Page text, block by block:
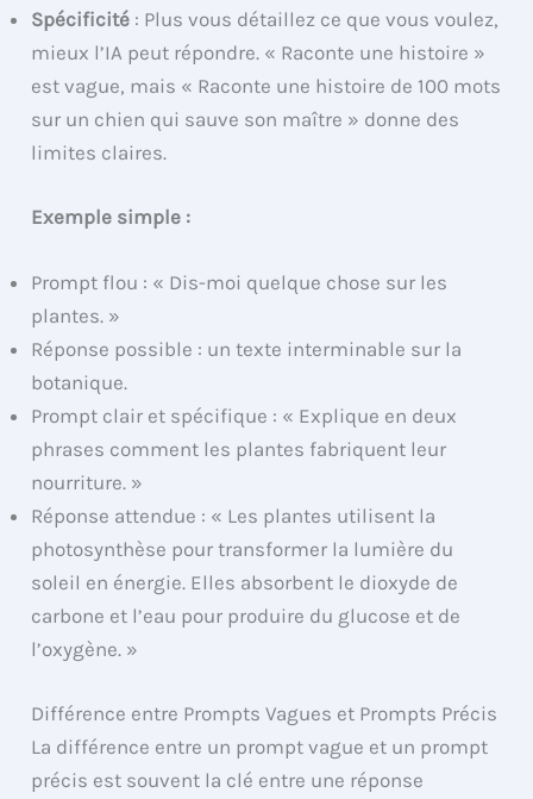
Spécificité : Plus vous détaillez ce que vous voulez,
mieux l’IA peut répondre. « Raconte une histoire »
est vague, mais « Raconte une histoire de 100 mots
sur un chien qui sauve son maître » donne des
limites claires.
Exemple simple :
Prompt flou : « Dis-moi quelque chose sur les
plantes. »
Réponse possible : un texte interminable sur la
botanique.
Prompt clair et spécifique : « Explique en deux
phrases comment les plantes fabriquent leur
nourriture. »
Réponse attendue : « Les plantes utilisent la
photosynthèse pour transformer la lumière du
soleil en énergie. Elles absorbent le dioxyde de
carbone et l’eau pour produire du glucose et de
l’oxygène. »
Différence entre Prompts Vagues et Prompts Précis
La différence entre un prompt vague et un prompt
précis est souvent la clé entre une réponse